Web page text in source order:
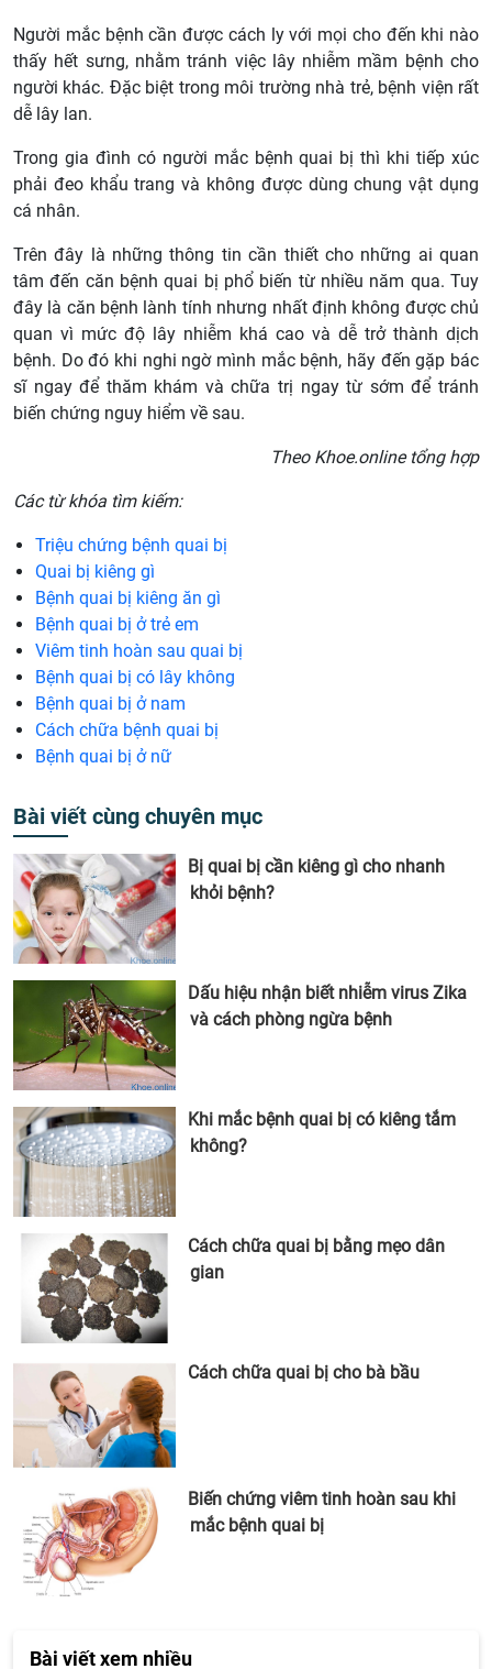
Người mắc bệnh cần được cách ly với mọi cho đến khi nào
thấy hết sưng, nhằm tránh việc lây nhiễm mầm bệnh cho
người khác. Đặc biệt trong môi trường nhà trẻ, bệnh viện rất
dễ lây lan.
Trong gia đình có người mắc bệnh quai bị thì khi tiếp xúc
phải đeo khẩu trang và không được dùng chung vật dụng
cá nhân.
Trên đây là những thông tin cần thiết cho những ai quan
tâm đến căn bệnh quai bị phổ biến từ nhiều năm qua. Tuy
đây là căn bệnh lành tính nhưng nhất định không được chủ
quan vì mức độ lây nhiễm khá cao và dễ trở thành dịch
bệnh. Do đó khi nghi ngờ mình mắc bệnh, hãy đến gặp bác
sĩ ngay để thăm khám và chữa trị ngay từ sớm để tránh
biến chứng nguy hiểm về sau.
Theo Khoe.online tổng hợp
Các từ khóa tìm kiếm:
Triệu chứng bệnh quai bị
Quai bị kiêng gì
Bệnh quai bị kiêng ăn gì
Bệnh quai bị ở trẻ em
Viêm tinh hoàn sau quai bị
Bệnh quai bị có lây không
Bệnh quai bị ở nam
Cách chữa bệnh quai bị
Bệnh quai bị ở nữ
Bài viết cùng chuyên mục
Bị quai bị cần kiêng gì cho nhanh
khỏi bệnh?
Dấu hiệu nhận biết nhiễm virus Zika
và cách phòng ngừa bệnh
Khi mắc bệnh quai bị có kiêng tắm
không?
Cách chữa quai bị bằng mẹo dân
gian
Cách chữa quai bị cho bà bầu
Biến chứng viêm tinh hoàn sau khi
mắc bệnh quai bị
Bài viết xem nhiều